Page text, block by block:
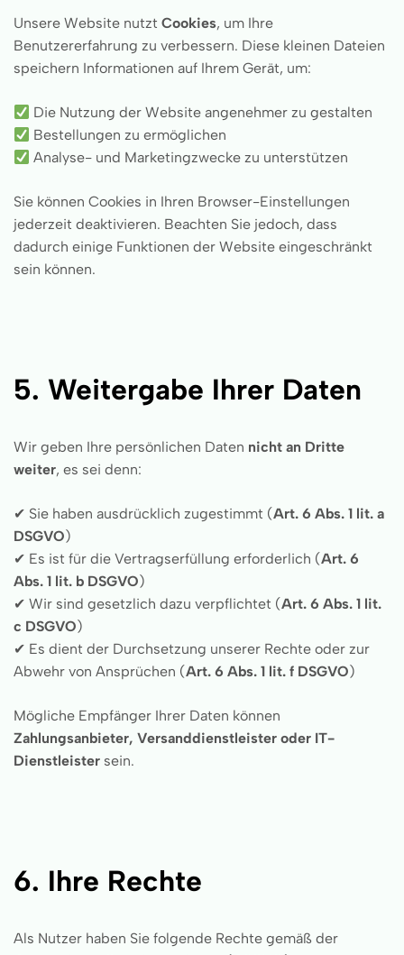
Unsere Website nutzt Cookies, um Ihre
Benutzererfahrung zu verbessern. Diese kleinen Dateien
speichern Informationen auf Ihrem Gerät, um:
Die Nutzung der Website angenehmer zu gestalten
Bestellungen zu ermöglichen
Analyse- und Marketingzwecke zu unterstützen
Sie können Cookies in Ihren Browser-Einstellungen
jederzeit deaktivieren. Beachten Sie jedoch, dass
dadurch einige Funktionen der Website eingeschränkt
sein können.
5. Weitergabe Ihrer Daten
Wir geben Ihre persönlichen Daten nicht an Dritte
weiter, es sei denn:
✔ Sie haben ausdrücklich zugestimmt (Art. 6 Abs. 1 lit. a
DSGVO)
✔ Es ist für die Vertragserfüllung erforderlich (Art. 6
Abs. 1 lit. b DSGVO)
✔ Wir sind gesetzlich dazu verpflichtet (Art. 6 Abs. 1 lit.
c DSGVO)
✔ Es dient der Durchsetzung unserer Rechte oder zur
Abwehr von Ansprüchen (Art. 6 Abs. 1 lit. f DSGVO)
Mögliche Empfänger Ihrer Daten können
Zahlungsanbieter, Versanddienstleister oder IT-
Dienstleister sein.
6. Ihre Rechte
Als Nutzer haben Sie folgende Rechte gemäß der